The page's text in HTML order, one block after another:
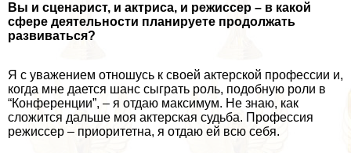
Вы и сценарист, и актриса, и режиссер – в какой
сфере деятельности планируете продолжать
развиваться?
Я с уважением отношусь к своей актерской профессии и,
когда мне дается шанс сыграть роль, подобную роли в
“Конференции”, – я отдаю максимум. Не знаю, как
сложится дальше моя актерская судьба. Профессия
режиссер – приоритетна, я отдаю ей всю себя.